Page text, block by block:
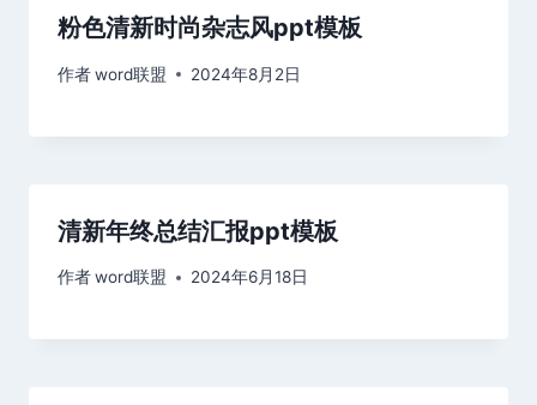
粉色清新时尚杂志风ppt模板
作者word联盟 2024年8月2日
清新年终总结汇报ppt模板
作者word联盟 2024年6月18日